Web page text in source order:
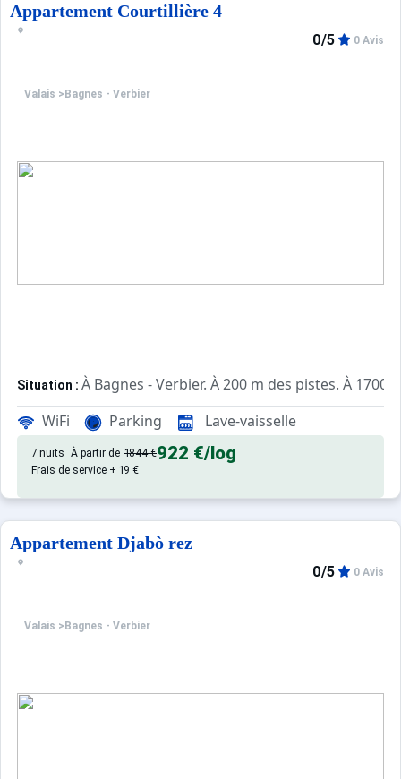
Appartement Courtillière 4
Valais > Bagnes - Verbier
0/5 0 Avis
Situation : À Bagnes - Verbier. À 200 m des pistes. À 1700
Appartement de particulier : de qualité, de 40 m²
WiFi Parking Lave-vaisselle
7 nuits À partir de 1844 €922 €/log
Frais de service + 19 €
Appartement Djabò rez
Valais > Bagnes - Verbier
0/5 0 Avis